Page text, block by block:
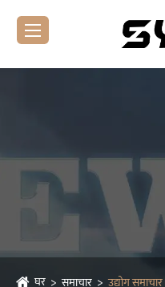
घर समाचार उद्योग समाचार